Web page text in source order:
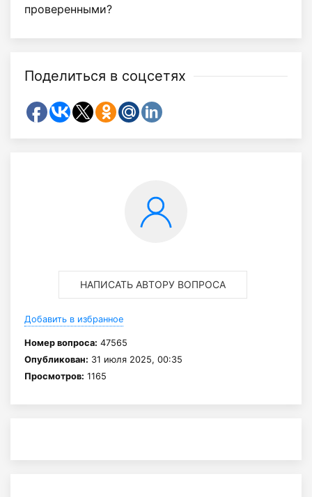
проверенными?
Поделиться в соцсетях
НАПИСАТЬ АВТОРУ ВОПРОСА
Добавить в избранное
Номер вопроса: 47565
Опубликован: 31 июля 2025, 00:35
Просмотров: 1165